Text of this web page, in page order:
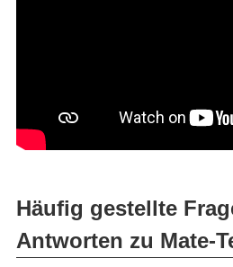
Häufig gestellte
Antworten zu Mate-